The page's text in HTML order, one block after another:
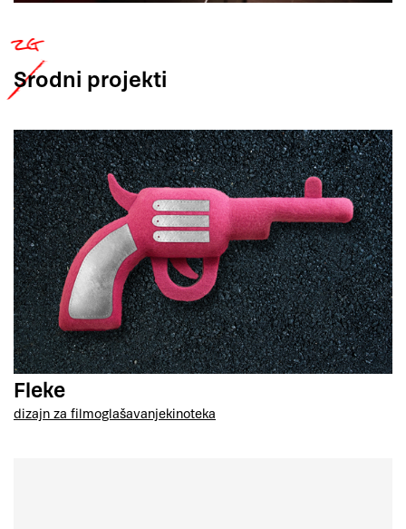
Srodni projekti
Fleke
dizajn za filmoglašavanjekinoteka